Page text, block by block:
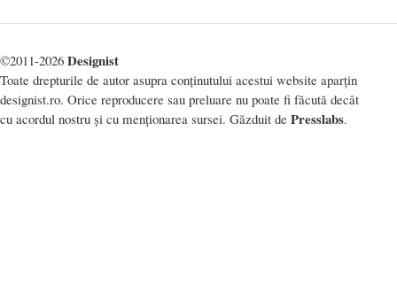
©2011-2026 Designist
Toate drepturile de autor asupra conținutului acestui website aparțin
designist.ro. Orice reproducere sau preluare nu poate fi făcută decât
cu acordul nostru și cu menționarea sursei. Găzduit de Presslabs.